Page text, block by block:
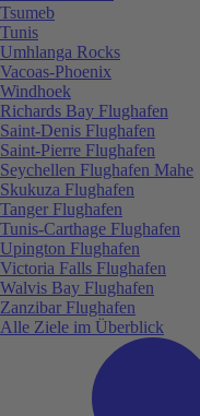
Tsumeb
Tunis
Umhlanga Rocks
Vacoas-Phoenix
Windhoek
Richards Bay Flughafen
Saint-Denis Flughafen
Saint-Pierre Flughafen
Seychellen Flughafen Mahe
Skukuza Flughafen
Tanger Flughafen
Tunis-Carthage Flughafen
Upington Flughafen
Victoria Falls Flughafen
Walvis Bay Flughafen
Zanzibar Flughafen
Alle Ziele im Überblick